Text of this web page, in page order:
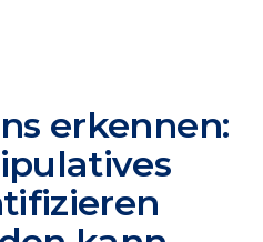
erkennen: